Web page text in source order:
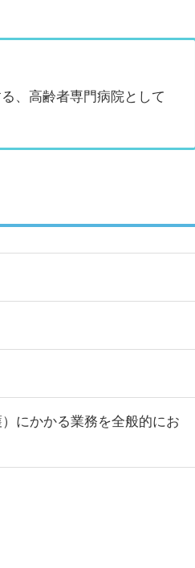
、高齢者専門病院として
にかかる業務を全般的にお